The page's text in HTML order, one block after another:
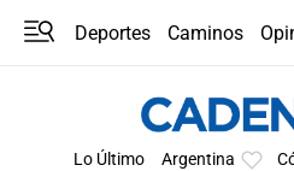
Deportes Caminos
Lo Último Argentina